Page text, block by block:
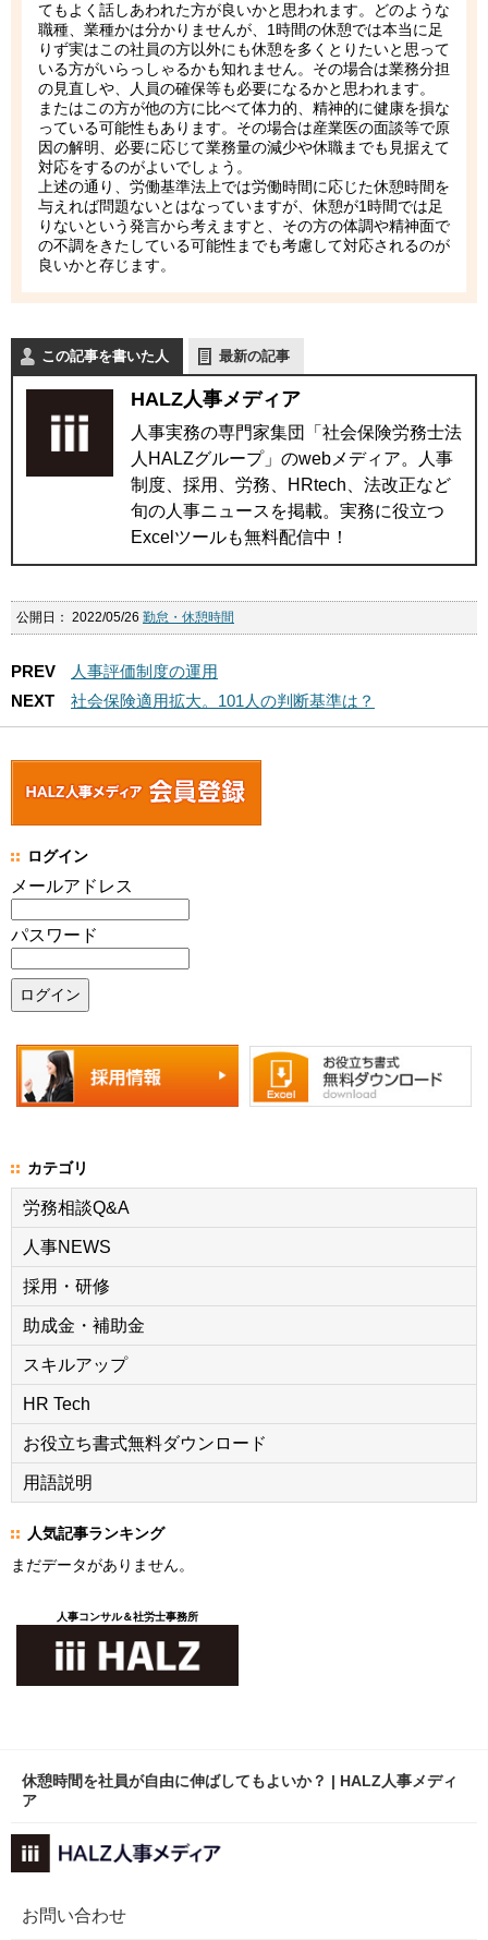
てもよく話しあわれた方が良いかと思われます。どのような
職種、業種かは分かりませんが、1時間の休憩では本当に足
りず実はこの社員の方以外にも休憩を多くとりたいと思って
いる方がいらっしゃるかも知れません。その場合は業務分担
の見直しや、人員の確保等も必要になるかと思われます。
またはこの方が他の方に比べて体力的、精神的に健康を損な
っている可能性もあります。その場合は産業医の面談等で原
因の解明、必要に応じて業務量の減少や休職までも見据えて
対応をするのがよいでしょう。
上述の通り、労働基準法上では労働時間に応じた休憩時間を
与えれば問題ないとはなっていますが、休憩が1時間では足
りないという発言から考えますと、その方の体調や精神面で
の不調をきたしている可能性までも考慮して対応されるのが
良いかと存じます。
この記事を書いた人 最新の記事
HALZ人事メディア
人事実務の専門家集団「社会保険労務士法
人HALZグループ」のwebメディア。人事
制度、採用、労務、HRtech、法改正など
旬の人事ニュースを掲載。実務に役立つ
Excelツールも無料配信中！
公開日： 2022/05/26 勤怠・休憩時間
PREV
人事評価制度の運用
NEXT
社会保険適用拡大。101人の判断基準は？
ログイン
メールアドレス
パスワード
カテゴリ
労務相談Q&A
人事NEWS
採用・研修
助成金・補助金
スキルアップ
HR Tech
お役立ち書式無料ダウンロード
用語説明
人気記事ランキング
まだデータがありません。
人事コンサル＆社労士事務所
休憩時間を社員が自由に伸ばしてもよいか？ | HALZ人事メディ
ア
お問い合わせ